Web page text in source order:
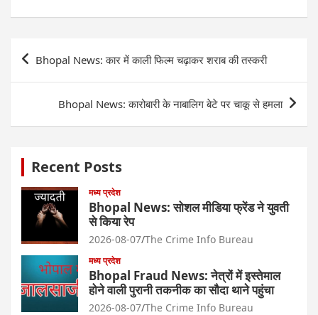
Post
navigation
Bhopal News: कार में काली फिल्म चढ़ाकर शराब की तस्करी
Bhopal News: कारोबारी के नाबालिग बेटे पर चाकू से हमला
Recent Posts
मध्य प्रदेश
Bhopal News: सोशल मीडिया फ्रेंड ने युवती
से किया रेप
2026-08-07 The Crime Info Bureau
मध्य प्रदेश
Bhopal Fraud News: नेत्रों में इस्तेमाल
होने वाली पुरानी तकनीक का सौदा थाने पहुंचा
2026-08-07 The Crime Info Bureau